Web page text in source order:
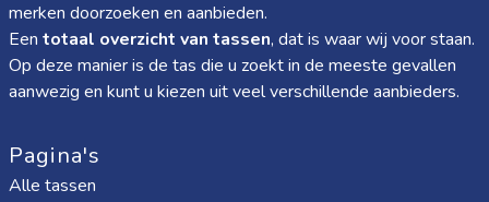
merken doorzoeken en aanbieden.
Een totaal overzicht van tassen, dat is waar wij voor staan.
Op deze manier is de tas die u zoekt in de meeste gevallen
aanwezig en kunt u kiezen uit veel verschillende aanbieders.
Pagina's
Alle tassen